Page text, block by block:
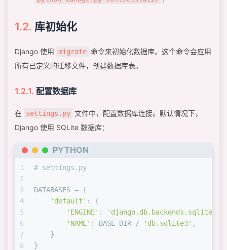
库初始化
Django 使用 migrate 命令来初始化数据库。这个命令会应用
所有已定义的迁移文件，创建数据库表。
配置数据库
在 settings.py 文件中，配置数据库连接。默认情况下，
Django 使用 SQLite 数据库：
PYTHON
1
2
3
4
5
6
7
8
# settings.py
DATABASES = {
'default' : {
'ENGINE' : 'django.db.backends.sqlite3'
'NAME' : BASE_DIR / 'db.sqlite3' ,
    }
}